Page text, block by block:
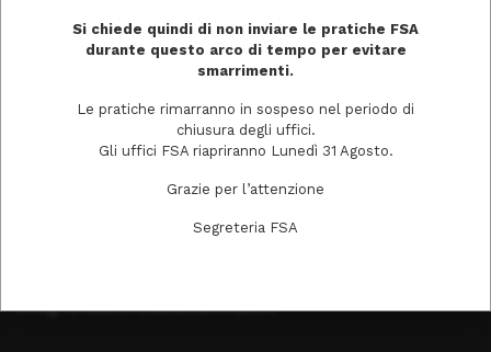
info@fondazionesaluteanimale.it
Si chiede quindi di non inviare le pratiche FSA
durante questo arco di tempo per evitare
smarrimenti.
Le pratiche rimarranno in sospeso nel periodo di
chiusura degli uffici.
Gli uffici FSA riapriranno Lunedì 31 Agosto.
Grazie per l’attenzione
Segreteria FSA